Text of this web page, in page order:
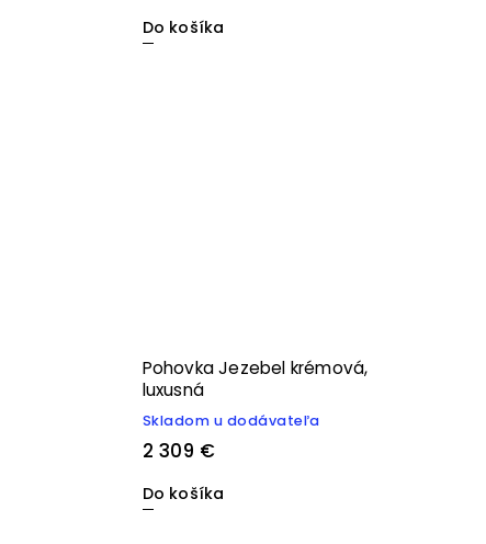
Do košíka
Pohovka Jezebel krémová,
luxusná
Skladom u dodávateľa
2 309 €
Do košíka